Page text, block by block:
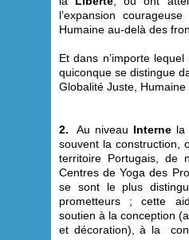
l’expansion
Humaine au-delà des
Et dans n’importe
quiconque se distingue
Globalité Juste, Humaine
2. Au niveau Interne la
souvent la construction,
territoire Portugais, de
Centres de Yoga des
se sont le plus
prometteurs ; cette
soutien à la conception
et décoration), à la